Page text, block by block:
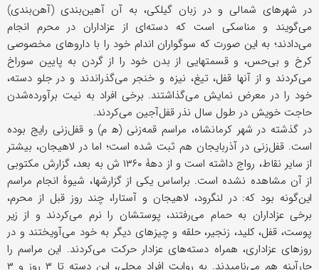
در شهرهای شمالی و در زبان گیلکی، به آن آهین‌بندی (آهن‌بندی)
می‌گویند و مناسکی است که دسته‌ای از عزاداران در محرم انجام
می‌دادند؛ به این صورت که سوگواران اندام خود را با داروهای مخصوصی
کرخ و بی‌حس، و قسمتهایی از بدن خود را از گردن به پایین سوراخ
می‌کردند و از آنها قفل، تیغ، نیزه و خنجر می‌گذراندند و در جلو دسته،
خود را در معرض نمایش می‌گذاشتند. برخی افراد به نیت برآورده‌شدن
حاجت خویش در طول سال نذر قفل‌آجین می‌کردند.
در گذشته در شهر کرمانشاه، مراسم قمه‌زنی (ﻫ م) و قفل‌زنی رایج بوده
است. قفل‌زنی در آذربایجان هم ثبت شده است؛ اما در لاهیجان، بیشتر
از سایر نقاط، رواج داشته است و از دهۀ ۱۳۶۰ ش به بعد، گزارش مکتوبی
از آن مشاهده نشده است. براساس یکی از گزارشها، شیوۀ انجام مراسم
این‌گونه بود که: در لنگرود، لاهیجان و آستارا، چند روز قبل از محرم،
برخی عزاداران به حمام می‌رفتند، پوستشان را نرم می‌کردند و از زیر
پوست، قفل، کلید، زنجیر، حلقه و چیزهای دیگر به خود می‌آویختند و در
روزهای عزاداری، همراه دسته‌های عزادار حرکت می‌کردند. این مراسم را
چارآینه هم می‌نامیدند. به روایت افراد محلی، این دسته تا ۳ روز و ۳